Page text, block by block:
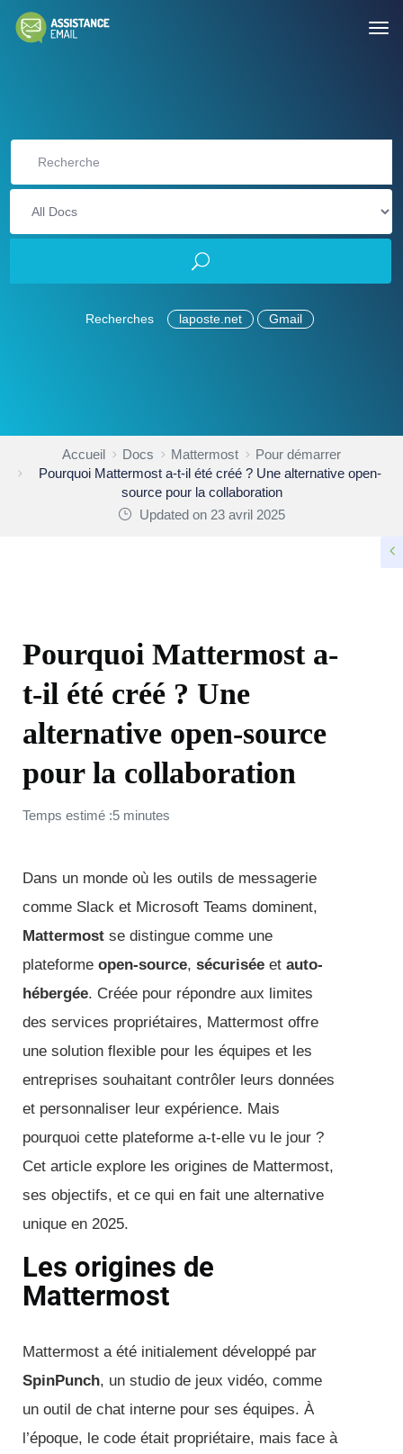
Recherches laposte.net Gmail
Accueil Docs Mattermost
Pour démarrer
Pourquoi Mattermost a-t-il été créé ? Une alternative open-
source pour la collaboration
Updated on 23 avril 2025
Pourquoi Mattermost a-
t-il été créé ? Une
alternative open-source
pour la collaboration
Temps estimé :5 minutes
Dans un monde où les outils de messagerie
comme Slack et Microsoft Teams dominent,
Mattermost se distingue comme une
plateforme open-source, sécurisée et auto-
hébergée. Créée pour répondre aux limites
des services propriétaires, Mattermost offre
une solution flexible pour les équipes et les
entreprises souhaitant contrôler leurs données
et personnaliser leur expérience. Mais
pourquoi cette plateforme a-t-elle vu le jour ?
Cet article explore les origines de Mattermost,
ses objectifs, et ce qui en fait une alternative
unique en 2025.
Les origines de
Mattermost
Mattermost a été initialement développé par
SpinPunch, un studio de jeux vidéo, comme
un outil de chat interne pour ses équipes. À
l’époque, le code était propriétaire, mais face à